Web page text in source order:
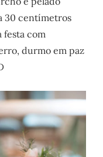
30 centímetros
festa com
durmo em paz